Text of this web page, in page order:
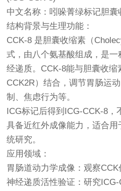
中文名称：吲哚菁绿标记胆囊
结构背景与生理功能：
CCK-8 是胆囊收缩素（
式，由八个氨基酸组成，是
经递质。CCK-8能与胆囊收缩
CCK2R）结合，调节胃肠运
制、焦虑行为等。
ICG标记后得到ICG-CCK-8，
具备近红外成像能力，适合
统研究。
应用领域：
胃肠道动力学成像：观察CCK
神经递质活性验证：研究